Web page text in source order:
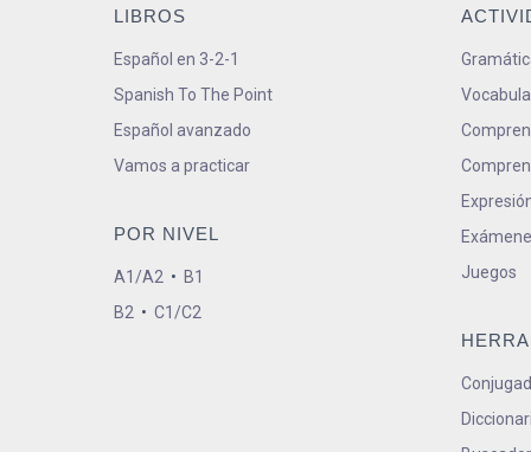
LIBROS
Español en 3-2-1
Spanish To The Point
Español avanzado
Vamos a practicar
POR NIVEL
A1/A2 • B1
B2 • C1/C2
Juegos